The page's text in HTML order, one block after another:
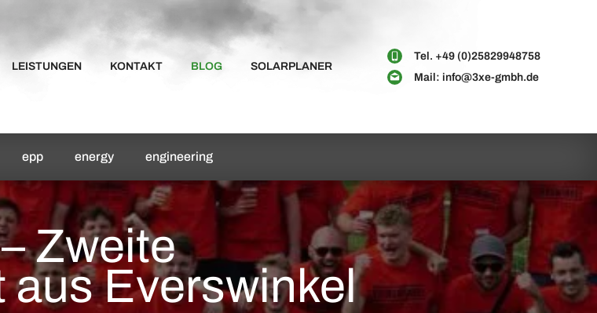
LEISTUNGEN KONTAKT BLOG SOLARPLANER
Tel. +49 (0)25829948758
Mail: info@3xe-gmbh.de
epp energy engineering
Zweite
Everswinkel